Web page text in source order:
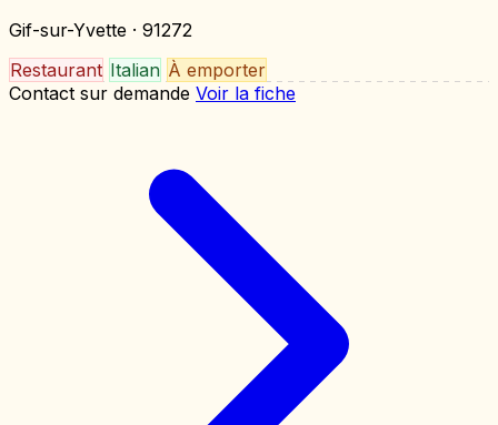
Gif-sur-Yvette · 91272
Restaurant Italian À emporter
Contact sur demande Voir la fiche